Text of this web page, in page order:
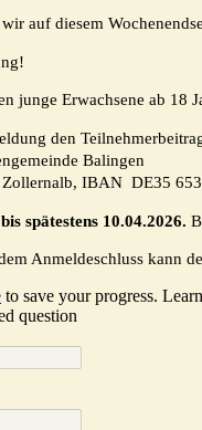
auf diesem
junge Erwachsene ab 18
den
Balingen
Zollernalb, IBAN DE35
spätestens 10.04.2026.
Anmeldeschluss kann
to save your progress.
question